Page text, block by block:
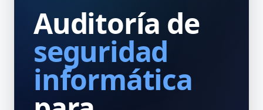
Auditoría de
seguridad
informática